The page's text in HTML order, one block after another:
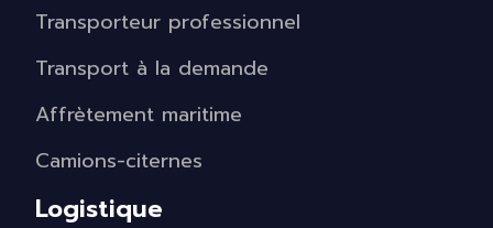
Transporteur professionnel
Transport à la demande
Affrètement maritime
Camions-citernes
Logistique